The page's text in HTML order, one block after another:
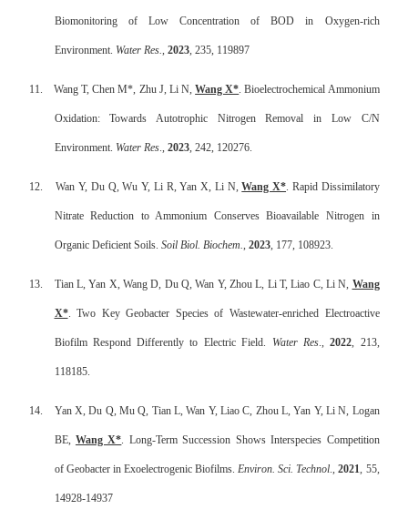
Biomonitoring of Low Concentration of BOD in Oxygen-rich
Environment. Water Res., 2023, 235, 119897
11.Wang T, Chen M*, Zhu J, Li N,Wang X*. Bioelectrochemical Ammonium
Oxidation: Towards Autotrophic Nitrogen Removal in Low C/N
Environment. Water Res., 2023, 242, 120276.
12.Wan Y, Du Q, Wu Y, Li R, Yan X, Li N,Wang X*. Rapid Dissimilatory
Nitrate Reduction to Ammonium Conserves Bioavailable Nitrogen in
Organic Deficient Soils. Soil Biol. Biochem., 2023, 177, 108923.
13. Tian L, Yan X, Wang D, Du Q, Wan Y, Zhou L, Li T, Liao C, Li N, Wang
X*. Two Key Geobacter Species of Wastewater-enriched Electroactive
Biofilm Respond Differently to Electric Field. Water Res.,2022, 213,
118185.
14. Yan X, Du Q, Mu Q, Tian L, Wan Y, Liao C, Zhou L, Yan Y, Li N, Logan
BE, Wang X*. Long-Term Succession Shows Interspecies Competition
of Geobacter in Exoelectrogenic Biofilms.Environ. Sci. Technol.,2021, 55,
14928-14937